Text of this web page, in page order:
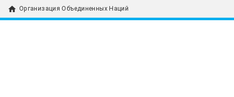
home Организация Объединенных Наций